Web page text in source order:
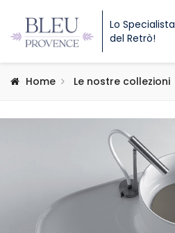
Lo Specialista
del Retrò!
Home Le nostre collezioni